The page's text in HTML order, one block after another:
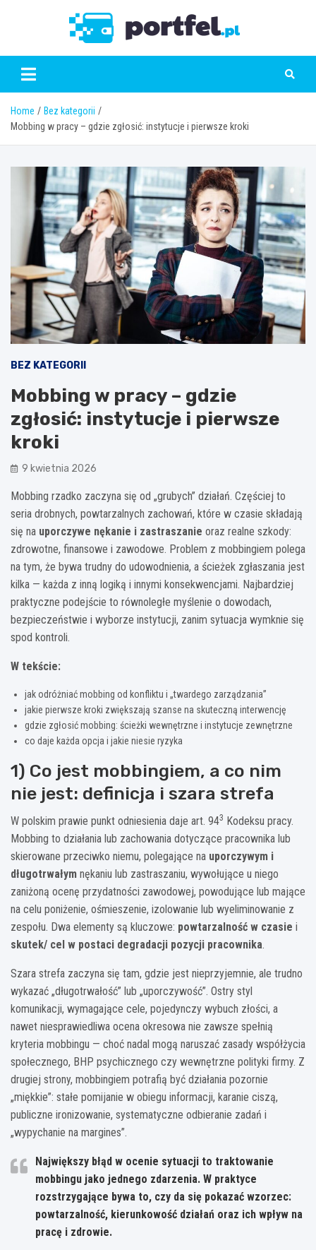
Home
Bez kategorii
Mobbing w pracy – gdzie zgłosić: instytucje i pierwsze kroki
BEZ KATEGORII
Mobbing w pracy – gdzie
zgłosić: instytucje i pierwsze
kroki
9 kwietnia 2026
Mobbing rzadko zaczyna się od „grubych” działań. Częściej to
seria drobnych, powtarzalnych zachowań, które w czasie składają
się na uporczywe nękanie i zastraszanie oraz realne szkody:
zdrowotne, finansowe i zawodowe. Problem z mobbingiem polega
na tym, że bywa trudny do udowodnienia, a ścieżek zgłaszania jest
kilka — każda z inną logiką i innymi konsekwencjami. Najbardziej
praktyczne podejście to równoległe myślenie o dowodach,
bezpieczeństwie i wyborze instytucji, zanim sytuacja wymknie się
spod kontroli.
W tekście:
jak odróżniać mobbing od konfliktu i „twardego zarządzania”
jakie pierwsze kroki zwiększają szanse na skuteczną interwencję
gdzie zgłosić mobbing: ścieżki wewnętrzne i instytucje zewnętrzne
co daje każda opcja i jakie niesie ryzyka
1) Co jest mobbingiem, a co nim
nie jest: definicja i szara strefa
W polskim prawie punkt odniesienia daje art. 943 Kodeksu pracy.
Mobbing to działania lub zachowania dotyczące pracownika lub
skierowane przeciwko niemu, polegające na uporczywym i
długotrwałym nękaniu lub zastraszaniu, wywołujące u niego
zaniżoną ocenę przydatności zawodowej, powodujące lub mające
na celu poniżenie, ośmieszenie, izolowanie lub wyeliminowanie z
zespołu. Dwa elementy są kluczowe: powtarzalność w czasie i
skutek/ cel w postaci degradacji pozycji pracownika.
Szara strefa zaczyna się tam, gdzie jest nieprzyjemnie, ale trudno
wykazać „długotrwałość” lub „uporczywość”. Ostry styl
komunikacji, wymagające cele, pojedynczy wybuch złości, a
nawet niesprawiedliwa ocena okresowa nie zawsze spełnią
kryteria mobbingu — choć nadal mogą naruszać zasady współżycia
społecznego, BHP psychicznego czy wewnętrzne polityki firmy. Z
drugiej strony, mobbingiem potrafią być działania pozornie
„miękkie”: stałe pomijanie w obiegu informacji, karanie ciszą,
publiczne ironizowanie, systematyczne odbieranie zadań i
„wypychanie na margines”.
Największy błąd w ocenie sytuacji to traktowanie
mobbingu jako jednego zdarzenia. W praktyce
rozstrzygające bywa to, czy da się pokazać wzorzec:
powtarzalność, kierunkowość działań oraz ich wpływ na
pracę i zdrowie.